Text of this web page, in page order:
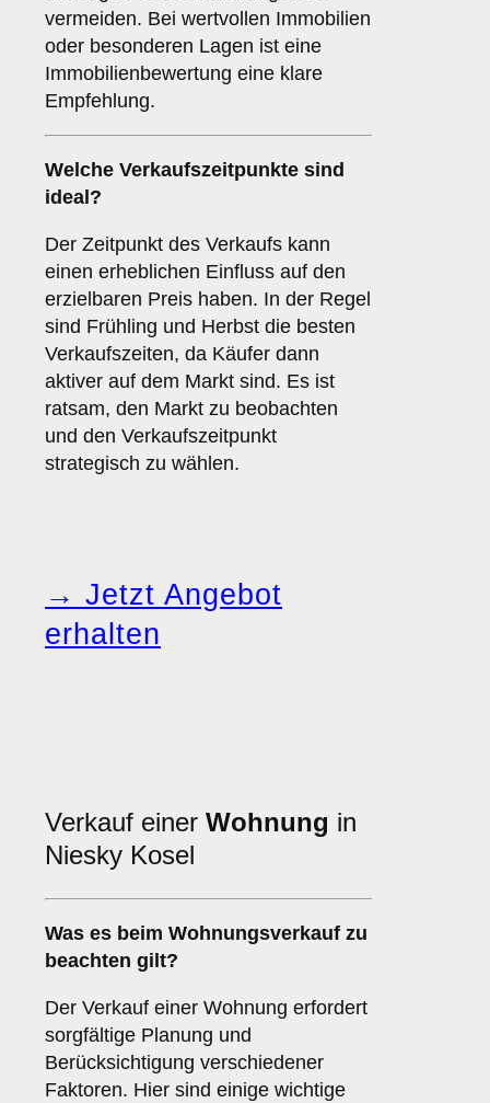
vermeiden. Bei wertvollen Immobilien
oder besonderen Lagen ist eine
Immobilienbewertung eine klare
Empfehlung.
Welche Verkaufszeitpunkte sind
ideal?
Der Zeitpunkt des Verkaufs kann
einen erheblichen Einfluss auf den
erzielbaren Preis haben. In der Regel
sind Frühling und Herbst die besten
Verkaufszeiten, da Käufer dann
aktiver auf dem Markt sind. Es ist
ratsam, den Markt zu beobachten
und den Verkaufszeitpunkt
strategisch zu wählen.
→ Jetzt Angebot
erhalten
Verkauf einer Wohnung in
Niesky Kosel
Was es beim Wohnungsverkauf zu
beachten gilt?
Der Verkauf einer Wohnung erfordert
sorgfältige Planung und
Berücksichtigung verschiedener
Faktoren. Hier sind einige wichtige